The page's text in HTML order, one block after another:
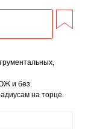
и без.
на торце.